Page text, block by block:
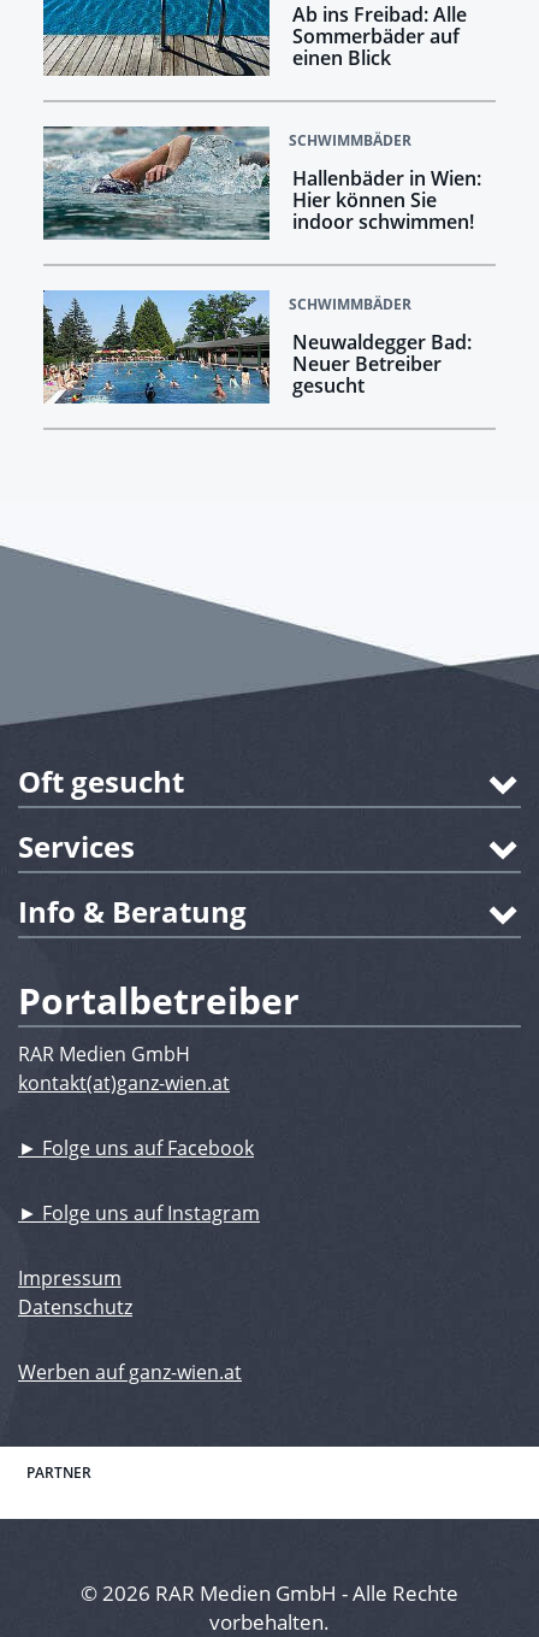
Ab ins Freibad: Alle
Sommerbäder auf
einen Blick
SCHWIMMBÄDER
Hallenbäder in Wien:
Hier können Sie
indoor schwimmen!
SCHWIMMBÄDER
Neuwaldegger Bad:
Neuer Betreiber
gesucht
Oft gesucht
Services
Info & Beratung
Portalbetreiber
RAR Medien GmbH
kontakt(at)ganz-wien.at
► Folge uns auf Facebook
► Folge uns auf Instagram
Impressum
Datenschutz
Werben auf ganz-wien.at
PARTNER
© 2026 RAR Medien GmbH - Alle Rechte
vorbehalten.